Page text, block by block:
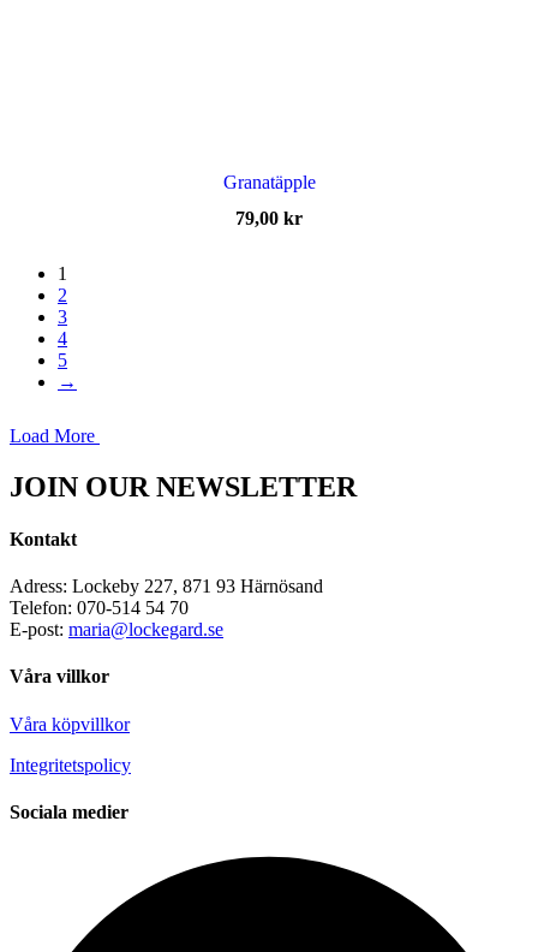
Granatäpple
79,00 kr
1
2
3
4
5
→
Load More
JOIN OUR NEWSLETTER
Kontakt
Adress: Lockeby 227, 871 93 Härnösand
Telefon: 070-514 54 70
E-post: maria@lockegard.se
Våra villkor
Våra köpvillkor
Integritetspolicy
Sociala medier